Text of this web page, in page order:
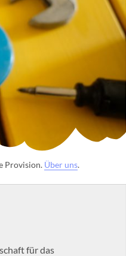
Provision. Über uns.
für das